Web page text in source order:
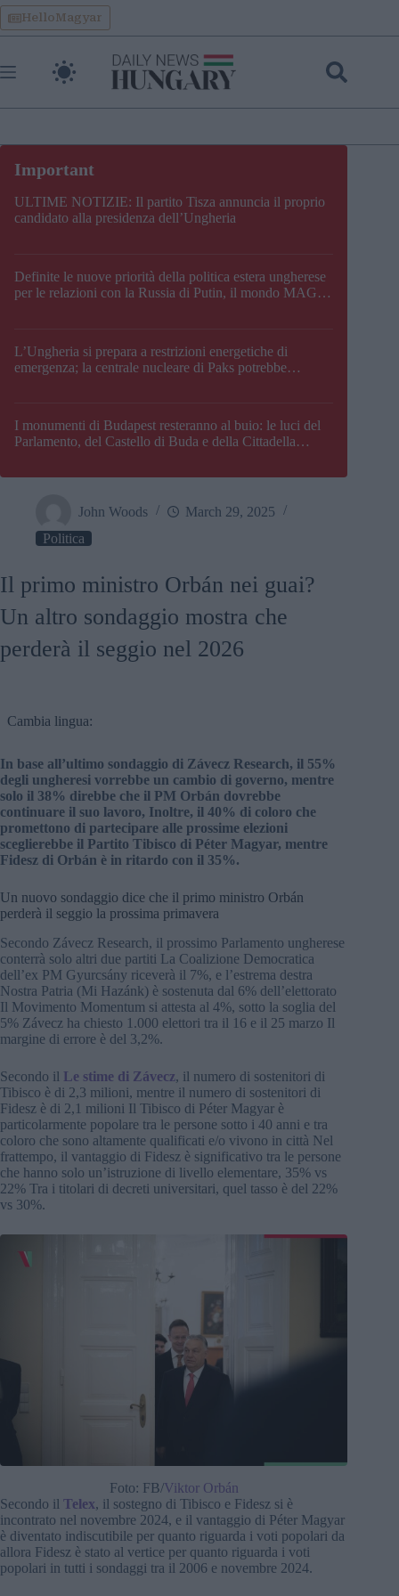
Skip
to
content
HelloMagyar
ULTIME NOTIZIE: Il partito Tisza annuncia il proprio
candidato alla presidenza dell’Ungheria
Definite le nuove priorità della politica estera ungherese
per le relazioni con la Russia di Putin, il mondo MAGA,
L’Ungheria si prepara a restrizioni energetiche di
emergenza; la centrale nucleare di Paks potrebbe
I monumenti di Budapest resteranno al buio: le luci del
Parlamento, del Castello di Buda e della Cittadella
John Woods
March 29, 2025
Politica
Il primo ministro Orbán nei guai?
Un altro sondaggio mostra che
perderà il seggio nel 2026
Cambia lingua:
In base all’ultimo sondaggio di Závecz Research, il 55%
degli ungheresi vorrebbe un cambio di governo, mentre
solo il 38% direbbe che il PM Orbán dovrebbe
continuare il suo lavoro, Inoltre, il 40% di coloro che
promettono di partecipare alle prossime elezioni
sceglierebbe il Partito Tibisco di Péter Magyar, mentre
Fidesz di Orbán è in ritardo con il 35%.
Un nuovo sondaggio dice che il primo ministro Orbán
perderà il seggio la prossima primavera
Secondo Závecz Research, il prossimo Parlamento ungherese
conterrà solo altri due partiti La Coalizione Democratica
dell’ex PM Gyurcsány riceverà il 7%, e l’estrema destra
Nostra Patria (Mi Hazánk) è sostenuta dal 6% dell’elettorato
Il Movimento Momentum si attesta al 4%, sotto la soglia del
5% Závecz ha chiesto 1.000 elettori tra il 16 e il 25 marzo Il
margine di errore è del 3,2%.
Secondo il Le stime di Závecz, il numero di sostenitori di
Tibisco è di 2,3 milioni, mentre il numero di sostenitori di
Fidesz è di 2,1 milioni Il Tibisco di Péter Magyar è
particolarmente popolare tra le persone sotto i 40 anni e tra
coloro che sono altamente qualificati e/o vivono in città Nel
frattempo, il vantaggio di Fidesz è significativo tra le persone
che hanno solo un’istruzione di livello elementare, 35% vs
22% Tra i titolari di decreti universitari, quel tasso è del 22%
vs 30%.
Foto: FB/Viktor Orbán
Secondo il Telex, il sostegno di Tibisco e Fidesz si è
incontrato nel novembre 2024, e il vantaggio di Péter Magyar
è diventato indiscutibile per quanto riguarda i voti popolari da
allora Fidesz è stato al vertice per quanto riguarda i voti
popolari in tutti i sondaggi tra il 2006 e novembre 2024.